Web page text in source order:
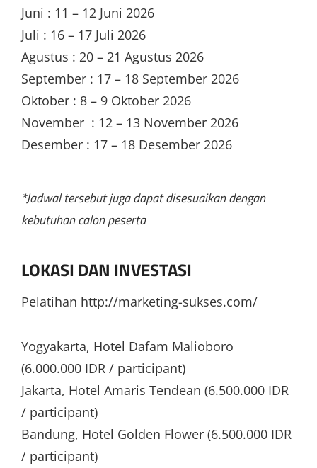
Juni : 11 – 12 Juni 2026
Juli : 16 – 17 Juli 2026
Agustus : 20 – 21 Agustus 2026
September : 17 – 18 September 2026
Oktober : 8 – 9 Oktober 2026
November : 12 – 13 November 2026
Desember : 17 – 18 Desember 2026
*Jadwal tersebut juga dapat disesuaikan dengan
kebutuhan calon peserta
LOKASI DAN INVESTASI
Pelatihan http://marketing-sukses.com/
Yogyakarta, Hotel Dafam Malioboro
(6.000.000 IDR / participant)
Jakarta, Hotel Amaris Tendean (6.500.000 IDR
/ participant)
Bandung, Hotel Golden Flower (6.500.000 IDR
/ participant)